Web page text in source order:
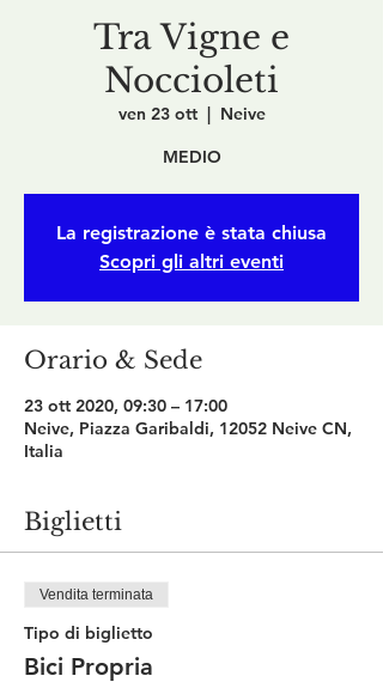
Tra Vigne e
Noccioleti
ven 23 ott
  |
Neive
MEDIO
La registrazione è stata chiusa
Scopri gli altri eventi
Orario & Sede
23 ott 2020, 09:30 – 17:00
Neive, Piazza Garibaldi, 12052 Neive CN,
Italia
Biglietti
Vendita terminata
Tipo di biglietto
Bici Propria